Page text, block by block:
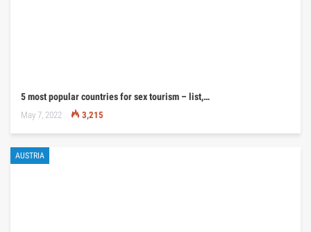
5 most popular countries for sex tourism – list,…
May 7, 2022 3,215
AUSTRIA